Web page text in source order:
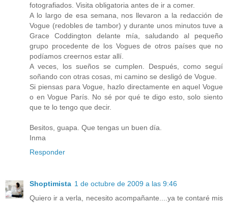
fotografiados. Visita obligatoria antes de ir a comer.
A lo largo de esa semana, nos llevaron a la redacción de
Vogue (redobles de tambor) y durante unos minutos tuve a
Grace Coddington delante mía, saludando al pequeño
grupo procedente de los Vogues de otros países que no
podíamos creernos estar allí.
A veces, los sueños se cumplen. Después, como seguí
soñando con otras cosas, mi camino se desligó de Vogue.
Si piensas para Vogue, hazlo directamente en aquel Vogue
o en Vogue París. No sé por qué te digo esto, solo siento
que te lo tengo que decir.
Besitos, guapa. Que tengas un buen día.
Inma
Responder
Shoptimista 1 de octubre de 2009 a las 9:46
Quiero ir a verla, necesito acompañante....ya te contaré mis